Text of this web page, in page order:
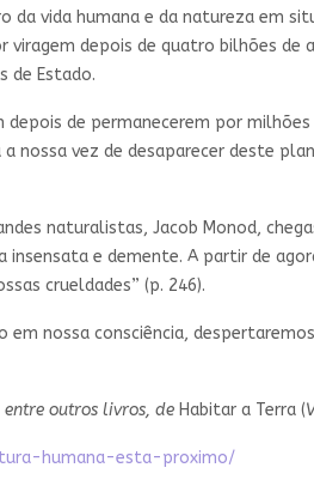
vida humana e da natureza em
viragem depois de quatro bilhões
de Estado.
depois de permanecerem por
nossa vez de desaparecer deste
naturalistas, Jacob Monod,
insensata e demente. A partir de
crueldades” (p. 246).
nossa consciência,
entre outros livros, de Habitar a Terra (
humana-esta-proximo/